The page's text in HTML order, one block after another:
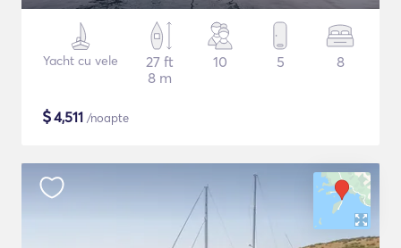
Yacht cu vele
27 ft
8 m
10 5 8
$4,511 /noapte